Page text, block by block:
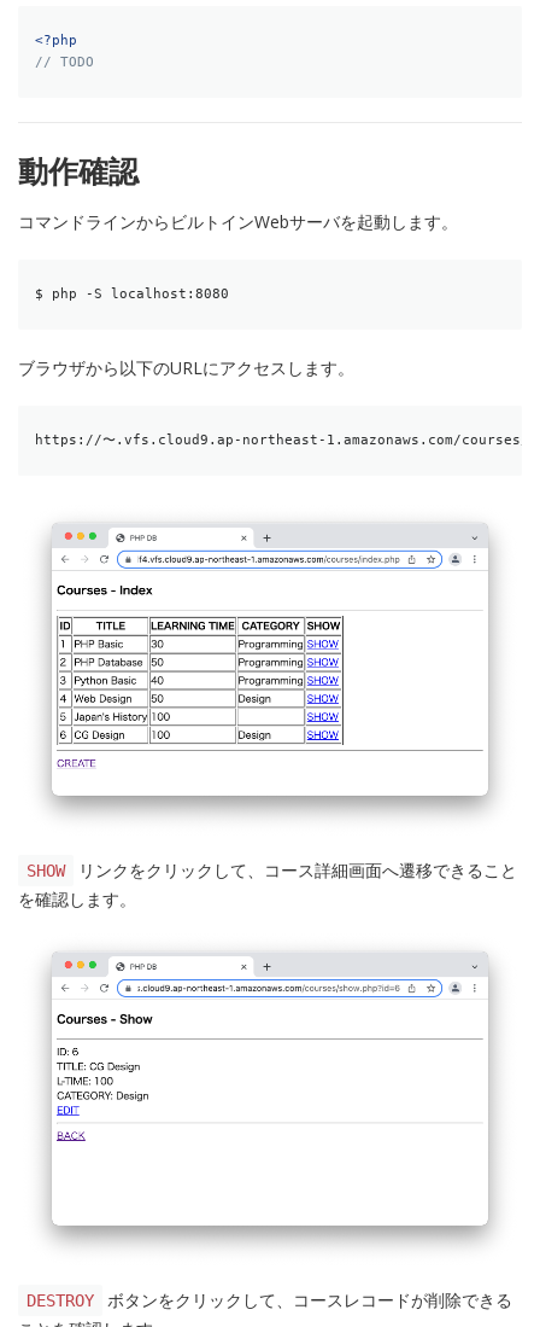
<?php
// TODO
動作確認
コマンドラインからビルトインWebサーバを起動します。
$ php -S localhost:8080
ブラウザから以下のURLにアクセスします。
https://〜.vfs.cloud9.ap-northeast-1.amazonaws.com/courses/
SHOW
リンクをクリックして、コース詳細画面へ遷移できること
を確認します。
DESTROY
ボタンをクリックして、コースレコードが削除できる